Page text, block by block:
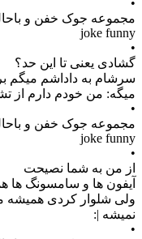
•
مجموعه جوک خفن و باحال
joke funny
•
گشادی ﯾﻌﻨﯽ ﺗﺎ ﺍﯾﻦ ﺣﺪ؟
ﺳﺮﺷﺎﻡ ﺑﻪ ﺩﺍداﺷﻢ ﻣﯿﮕﻢ
ﻣﯿﮕﻪ: ﻣﻦ ﺧﻮﺩﻡ ﺩﺍﺭﻡ ﺍﺯ
•
مجموعه جوک خفن و باحال
joke funny
•
از من به شما نصیحت
آیفون ها و سامسونگ ها
ولی شلوار کردی همیشه
نمیشه |:
•